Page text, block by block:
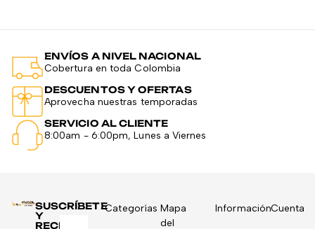
ENVÍOS A NIVEL NACIONAL
Cobertura en toda Colombia
DESCUENTOS Y OFERTAS
Aprovecha nuestras temporadas
SERVICIO AL CLIENTE
8:00am - 6:00pm, Lunes a Viernes
SUSCRÍBETE
Y
RECIBE
Categorías Mapa
del
InformaciónCuenta